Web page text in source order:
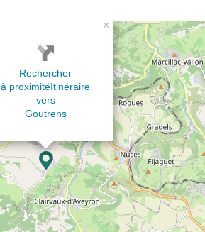
×
Rechercher
à proximitéItinéraire
vers
Goutrens